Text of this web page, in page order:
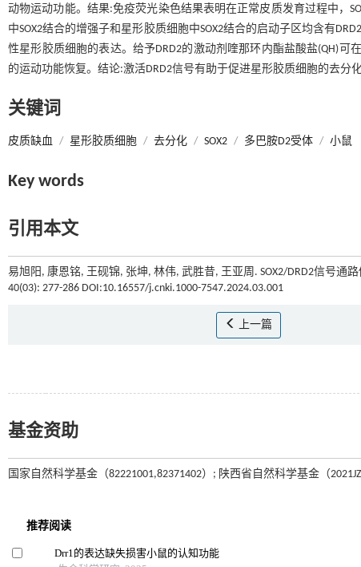
动物运动功能。结果:免疫荧光染色结果表明在正常皮质发育过程中，
中SOX2结合的增强子和星形胶质细胞中SOX2结合的启动子区均含有
性星形胶质细胞的表达。给予DRD2的激动剂喹那环内酯盐酸盐(QH)
的运动功能恢复。结论:激活DRD2信号有助于促进星形胶质细胞的去分
关键词
皮质缺血 / 星形胶质细胞 / 去分化 / SOX2 / 多巴胺D2受体 / 小鼠
Key words
引用本文
易旭阳, 康恩铭, 王砚锦, 张坤, 林伟, 武胜昔, 王亚周. SOX2/DRD2信号通
40(03): 277-286 DOI:10.16557/j.cnki.1000-7547.2024.03.001
上一篇
基金资助
国家自然科学基金（82221001,82371402）; 陕西省自然科学基金（